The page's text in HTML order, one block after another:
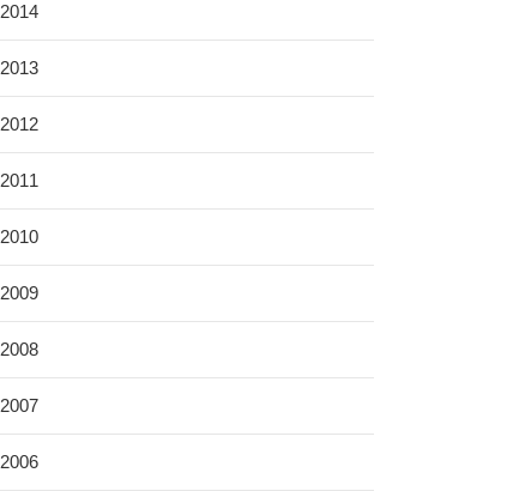
2014
2013
2012
2011
2010
2009
2008
2007
2006